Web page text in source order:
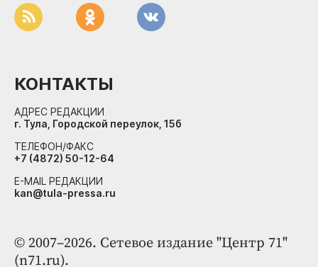
© 2007–2026. Сетевое издание "Центр 71"
(n71.ru).
КОНТАКТЫ
АДРЕС РЕДАКЦИИ
г. Тула, Городской переулок, 15б
ТЕЛЕФОН/ФАКС
+7 (4872) 50-12-64
E-MAIL РЕДАКЦИИ
kan@tula-pressa.ru